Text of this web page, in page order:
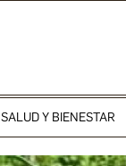
SALUD Y BIENESTAR